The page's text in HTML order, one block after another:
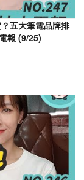
五大筆電品牌排
報 (9/25)